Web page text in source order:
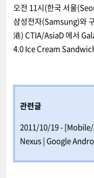
오전 11시(한국 서울
삼성전자(Samsung)와
港) CTIA/AsiaD 에서
4.0 Ice Cream
관련글
2011/10/19 -
Nexus | Google